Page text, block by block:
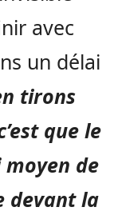
avec
un délai
tirons
que le
de
devant la